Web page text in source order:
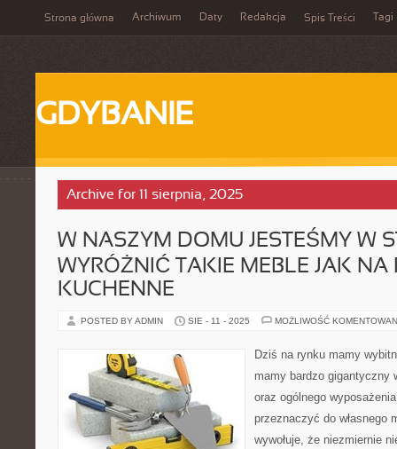
Strona główna Archiwum Daty Redakcja Spis Treści Tagi
GDYBANIE
Archive for 11 sierpnia, 2025
W NASZYM DOMU JESTEŚMY W
WYRÓŻNIĆ TAKIE MEBLE JAK NA
KUCHENNE
POSTED BY ADMIN SIE - 11 - 2025 MOŻLIWOŚĆ
Dziś na rynku mamy
mamy bardzo gigantyczny
oraz ogólnego
przeznaczyć do własnego
wywołuje, że niezmiernie